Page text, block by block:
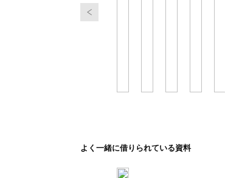
よく一緒に借りられている資料